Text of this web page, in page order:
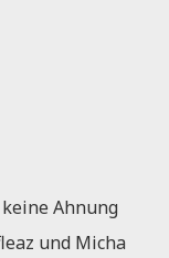
Ahnung
und Micha